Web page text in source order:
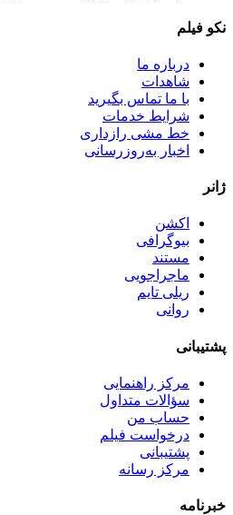
نکو فیلم
درباره ما
شاهدات
با ما تماس بگیرید
شرایط خدمات
خط مشی رازداری
اخبار به‌روزرسانی
ژانر
اکشن
بیوگرافی
مستند
ماجراجویی
ریلی تایم
روانی
پشتیبانی
مرکز راهنمایی
سؤالات متداول
حساب من
درخواست فیلم
پشتیبانی
مرکز رسانه
خبرنامه